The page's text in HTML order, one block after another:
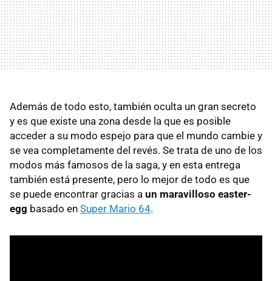
Además de todo esto, también oculta un gran secreto
y es que existe una zona desde la que es posible
acceder a su modo espejo para que el mundo cambie y
se vea completamente del revés. Se trata de uno de los
modos más famosos de la saga, y en esta entrega
también está presente, pero lo mejor de todo es que
se puede encontrar gracias a un maravilloso easter-
egg basado en Super Mario 64.